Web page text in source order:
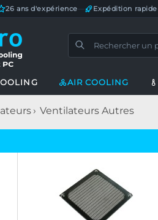
26 ans d'expérience Expédition rapide
AIR COOLING
Ventilateurs Autres